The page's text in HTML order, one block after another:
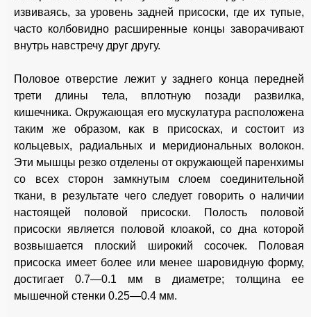
извиваясь, за уровень задней присоски, где их тупые,
часто колбовидно расширенные концы заворачивают
внутрь навстречу друг другу.
Половое отверстие лежит у заднего конца передней
трети длины тела, вплотную позади развилка,
кишечника. Окружающая его мускулатура расположена
таким же образом, как в присосках, и состоит из
кольцевых, радиальных и меридиональных волокон.
Эти мышцы резко отделены от окружающей паренхимы
со всех сторон замкнутым слоем соединительной
ткани, в результате чего следует говорить о наличии
настоящей половой присоски. Полость половой
присоски является половой клоакой, со дна которой
возвышается плоский широкий сосочек. Половая
присоска имеет более или менее шаровидную форму,
достигает 0.7—0.1 мм в диаметре; толщина ее
мышечной стенки 0.25—0.4 мм.